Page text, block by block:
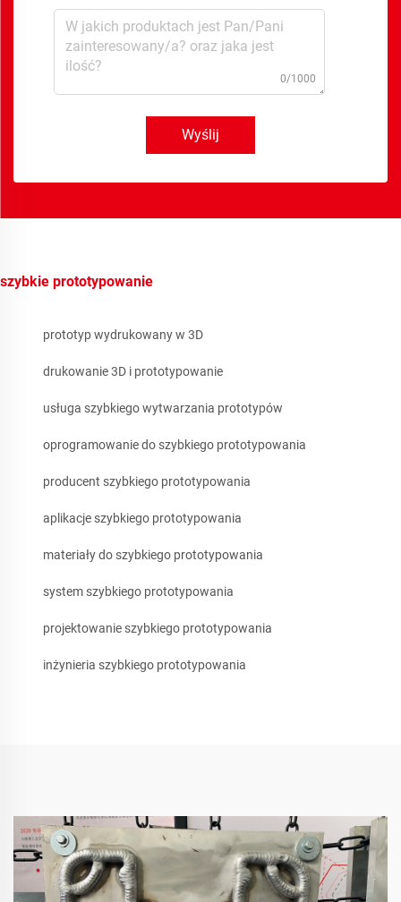
0/1000
Wyślij
szybkie prototypowanie
prototyp wydrukowany w 3D
drukowanie 3D i prototypowanie
usługa szybkiego wytwarzania prototypów
oprogramowanie do szybkiego prototypowania
producent szybkiego prototypowania
aplikacje szybkiego prototypowania
materiały do szybkiego prototypowania
system szybkiego prototypowania
projektowanie szybkiego prototypowania
inżynieria szybkiego prototypowania